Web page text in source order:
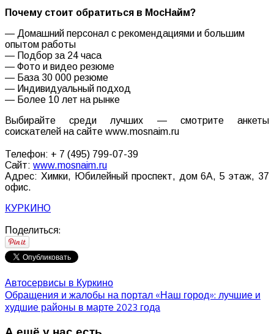
Почему стоит обратиться в МосНайм?
— Домашний персонал с рекомендациями и большим
опытом работы
— Подбор за 24 часа
— Фото и видео резюме
— База 30 000 резюме
— Индивидуальный подход
— Более 10 лет на рынке
Выбирайте среди лучших — смотрите анкеты
соискателей на сайте www.mosnaim.ru
Телефон: + 7 (495) 799-07-39
Сайт: www.mosnaim.ru
Адрес: Химки, Юбилейный проспект, дом 6А, 5 этаж, 37
офис.
КУРКИНО
Поделиться:
Автосервисы в Куркино
Обращения и жалобы на портал «Наш город»: лучшие и
худшие районы в марте 2023 года